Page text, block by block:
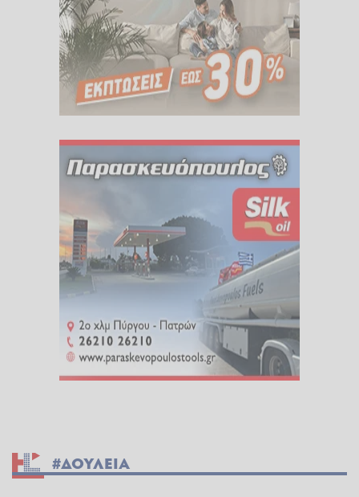
#ΔΟΥΛΕΙΑ